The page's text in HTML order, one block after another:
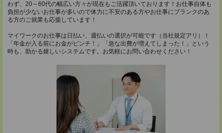
わず、20～60代の幅広い方々が現在もご活躍頂いております！お仕事自体も
負担が少ないお仕事が多いので体力に不安のある方やお仕事にブランクのあ
る方のご就業も応援しています！
マイワークのお仕事は日払い、週払いの選択が可能です（当社規定アリ）！
「年金が入る前にお金がピンチ！」「急な出費が増えてしまった！」という
時も、助かる嬉しいシステムです。お気軽にお問い合わせください！